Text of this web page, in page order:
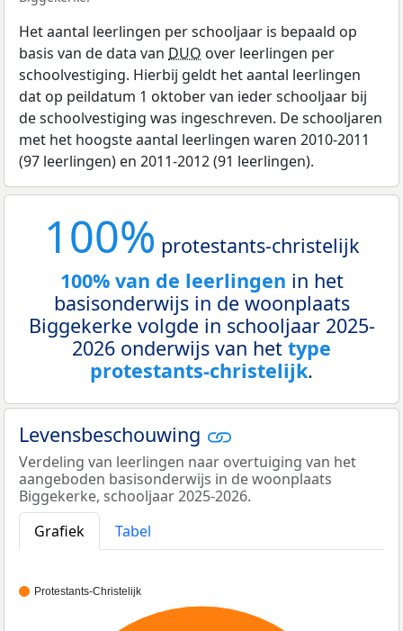
Het aantal leerlingen per schooljaar is bepaald op
basis van de data van DUO over leerlingen per
schoolvestiging. Hierbij geldt het aantal leerlingen
dat op peildatum 1 oktober van ieder schooljaar bij
de schoolvestiging was ingeschreven. De schooljaren
met het hoogste aantal leerlingen waren 2010-2011
(97 leerlingen) en 2011-2012 (91 leerlingen).
100% protestants-christelijk
100% van de leerlingen in het
basisonderwijs in de woonplaats
Biggekerke volgde in schooljaar 2025-
2026 onderwijs van het type
protestants-christelijk.
Levensbeschouwing
Verdeling van leerlingen naar overtuiging van het
aangeboden basisonderwijs in de woonplaats
Biggekerke, schooljaar 2025-2026.
Grafiek
Tabel
Protestants-Christelijk